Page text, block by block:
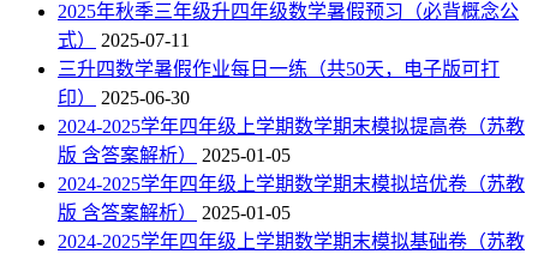
2025年秋季三年级升四年级数学暑假预习（必背概念公
式）
2025-07-11
三升四数学暑假作业每日一练（共50天，电子版可打
印）
2025-06-30
2024-2025学年四年级上学期数学期末模拟提高卷（苏教
版 含答案解析）
2025-01-05
2024-2025学年四年级上学期数学期末模拟培优卷（苏教
版 含答案解析）
2025-01-05
2024-2025学年四年级上学期数学期末模拟基础卷（苏教